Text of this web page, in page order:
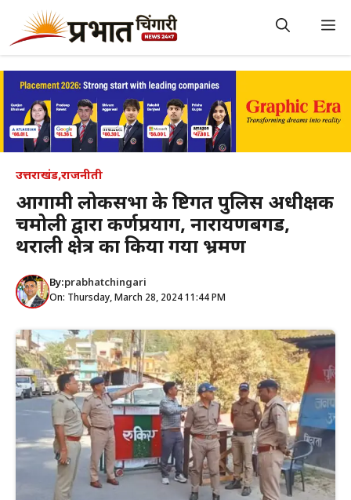
content
उत्तराखंड,राजनीती
आगामी लोकसभा के दृष्टिगत पुलिस अधीक्षक
चमोली द्वारा कर्णप्रयाग, नारायणबगड,
थराली क्षेत्र का किया गया भ्रमण
By:prabhatchingari
On: Thursday, March 28, 2024 11:44 PM